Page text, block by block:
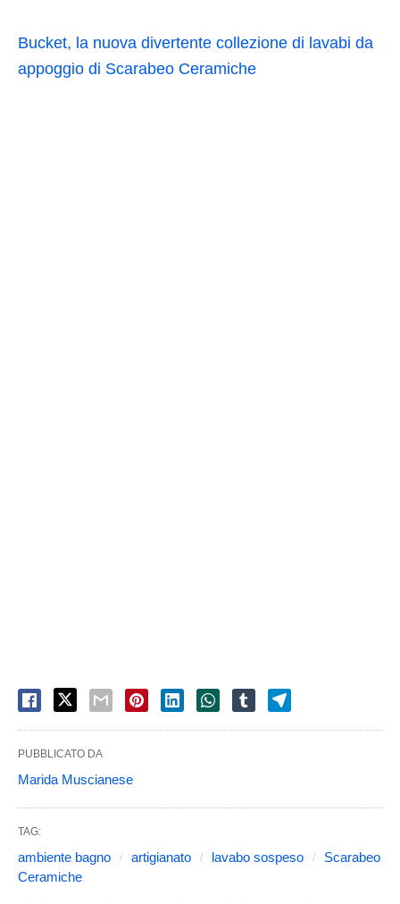
Bucket, la nuova divertente collezione di lavabi da
appoggio di Scarabeo Ceramiche
PUBBLICATO DA
Marida Muscianese
TAG:
ambiente bagno artigianato lavabo sospeso
Scarabeo
Ceramiche